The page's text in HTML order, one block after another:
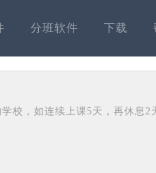
分班软件 下载
校，如连续上课5天，再休息2